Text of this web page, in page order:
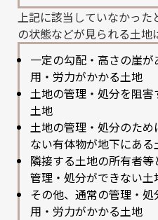
上記に該当していなかっ
の状態などが見られる土地
一定の勾配・高さの崖
用・労力がかかる土地
土地の管理・処分を阻
土地
土地の管理・処分のた
ない有体物が地下にある
隣接する土地の所有者
管理・処分ができない土
その他、通常の管理・
用・労力がかかる土地